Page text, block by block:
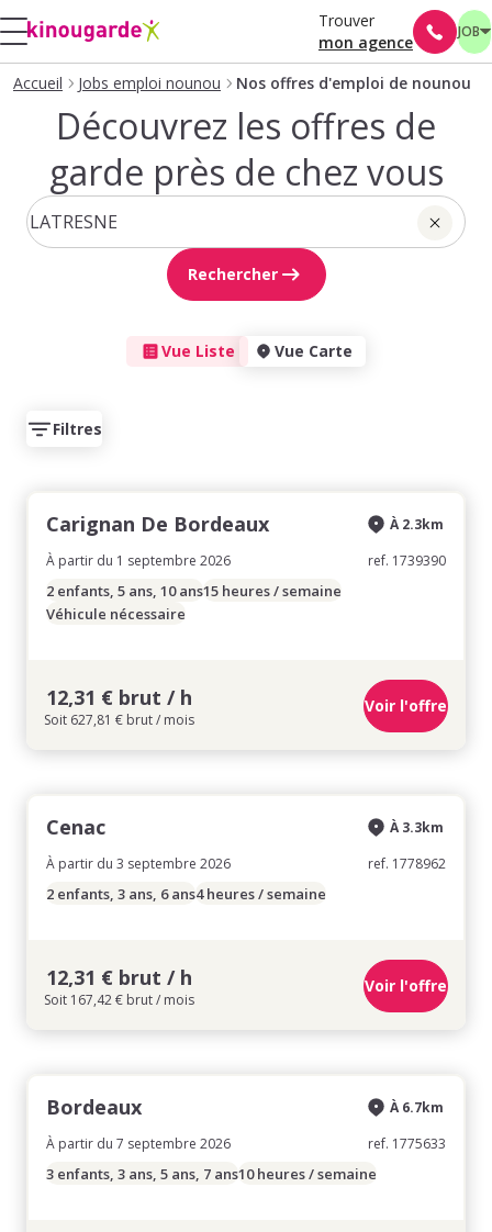
Trouver
mon agence
JOB
Accueil Jobs emploi nounou Nos offres d'emploi de nounou
Découvrez les offres de
garde près de chez vous
Rechercher
Vue Liste Vue Carte
Filtres
Carignan De Bordeaux
À partir du 1 septembre 2026
À 2.3km
ref. 1739390
2 enfants, 5 ans, 10 ans15 heures / semaine
Véhicule nécessaire
12,31 € brut / h
Soit 627,81 € brut / mois
Voir l'offre
Cenac
À partir du 3 septembre 2026
À 3.3km
ref. 1778962
2 enfants, 3 ans, 6 ans4 heures / semaine
12,31 € brut / h
Soit 167,42 € brut / mois
Voir l'offre
Bordeaux
À partir du 7 septembre 2026
À 6.7km
ref. 1775633
3 enfants, 3 ans, 5 ans, 7 ans10 heures / semaine